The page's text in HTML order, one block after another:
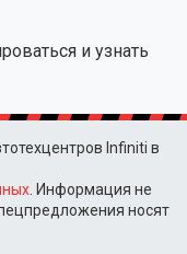
и узнать
Infiniti в
. Информация не
носят